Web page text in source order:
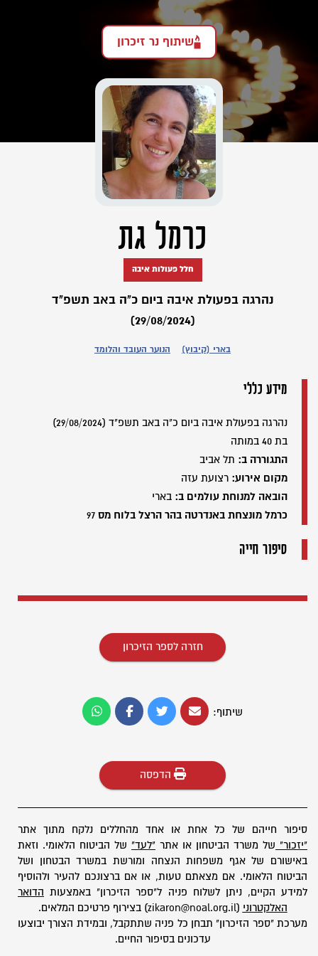
שיתוף נר זיכרון
כרמל גת
חלל פעולות איבה
נהרגה בפעולת איבה ביום כ"ה באב תשפ"ד
(29/08/2024)
בארי (קיבוץ) הנוער העובד והלומד
מידע כללי
נהרגה בפעולת איבה ביום כ"ה באב תשפ"ד (29/08/2024)
בת 40 במותה
התגוררה ב: תל אביב
מקום אירוע: רצועת עזה
הובאה למנוחת עולמים ב: בארי
כרמל מונצחת באנדרטה בהר הרצל בלוח מס 97
סיפור חייה
חזרה לספר הזיכרון
שיתוף:
הדפסה
סיפור חייהם של כל אחת או אחד מהחללים נלקח מתוך אתר
"יזכור" של משרד הביטחון או אתר "לעד" של הביטוח הלאומי. וזאת
באישורם של אגף משפחות הנצחה ומורשת במשרד הבטחון ושל
הביטוח הלאומי. אם מצאתם טעות, או אם ברצונכם להעיר ולהוסיף
למידע הקיים, ניתן לשלוח פניה ל"ספר הזיכרון" באמצעות הדואר
האלקטרוני (zikaron@noal.org.il) בצירוף פרטיכם המלאים.
מערכת "ספר הזיכרון" תבחן כל פניה שתתקבל, ובמידת הצורך יבוצעו
עדכונים בסיפור החיים.